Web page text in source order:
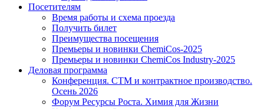
Посетителям
Время работы и схема проезда
Получить билет
Преимущества посещения
Премьеры и новинки ChemiCos-2025
Премьеры и новинки ChemiCos Industry-2025
Деловая программа
Конференция. СТМ и контрактное производство.
Осень 2026
Форум Ресурсы Роста. Химия для Жизни